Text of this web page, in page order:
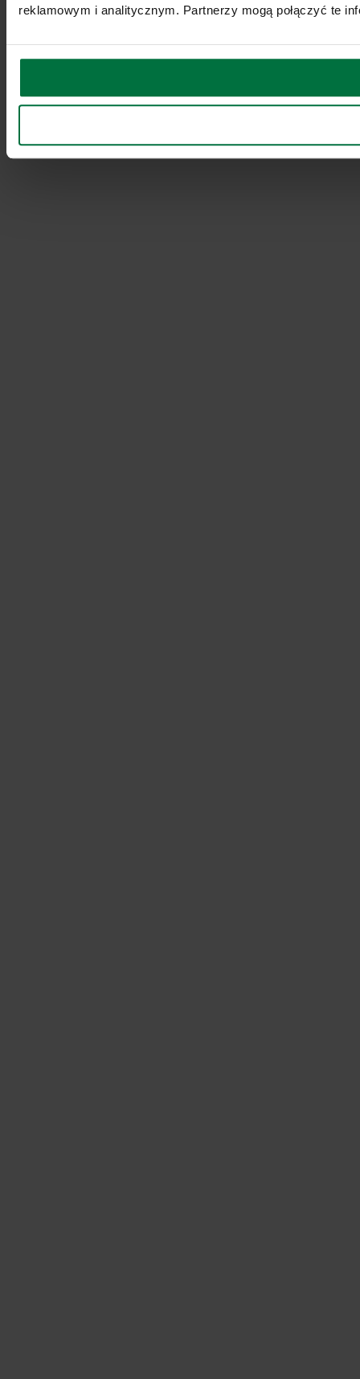
reklamowym i analitycznym. Partnerzy mogą połączyć te